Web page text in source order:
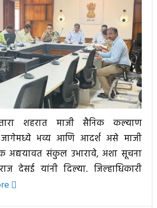
शहरात माजी सैनिक कल्याण
जागेमध्ये भव्य आणि आदर्श असे माजी
अद्ययावत संकुल उभारावे, अशा सूचना
देसई यांनी दिल्या. जिल्हाधिकारी